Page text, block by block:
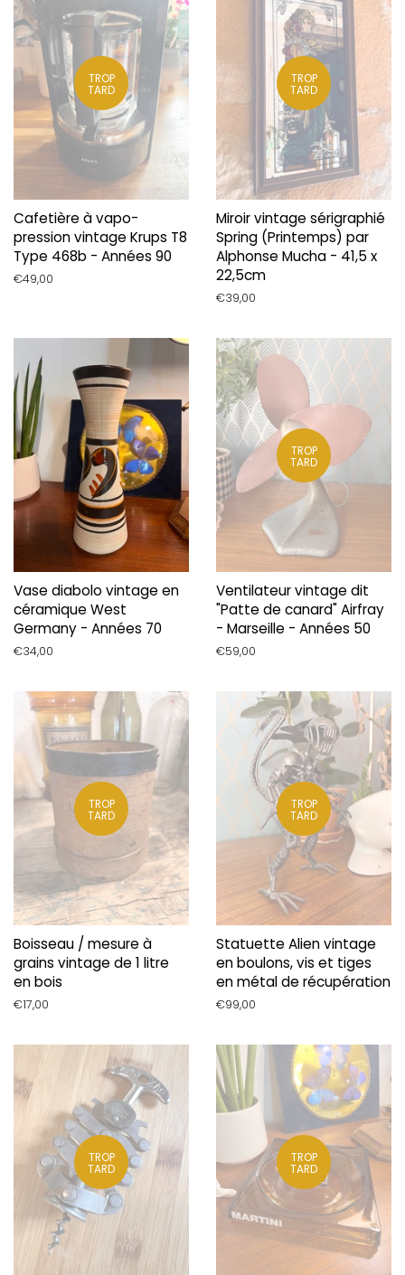
TROP
TARD
Cafetière à vapo-
pression vintage Krups T8
Type 468b - Années 90
Prix
€49,00
TROP
TARD
Miroir vintage sérigraphié
Spring (Printemps) par
Alphonse Mucha - 41,5 x
22,5cm
Prix
€39,00
Vase diabolo vintage en
céramique West
Germany - Années 70
Prix
€34,00
TROP
TARD
Ventilateur vintage dit
"Patte de canard" Airfray
- Marseille - Années 50
Prix
€59,00
TROP
TARD
Boisseau / mesure à
grains vintage de 1 litre
en bois
Prix
€17,00
TROP
TARD
Statuette Alien vintage
en boulons, vis et tiges
en métal de récupération
Prix
€99,00
TROP
TARD
TROP
TARD